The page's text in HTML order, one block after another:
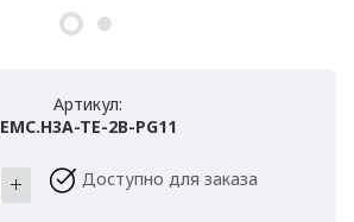
Артикул:
EMC.H3A-TE-2B-PG11
Доступно для заказа